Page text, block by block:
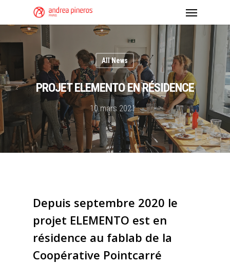
All News
PROJET ELEMENTO EN RÉSIDENCE
10 mars 2021
Depuis septembre 2020 le
projet ELEMENTO est en
résidence au fablab de la
Coopérative Pointcarré